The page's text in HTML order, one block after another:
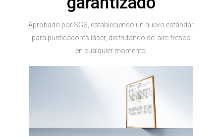
Aprobado por SGS, estableciendo un nuevo estándar
para purificadores láser, disfrutando del aire fresco
en cualquier momento.